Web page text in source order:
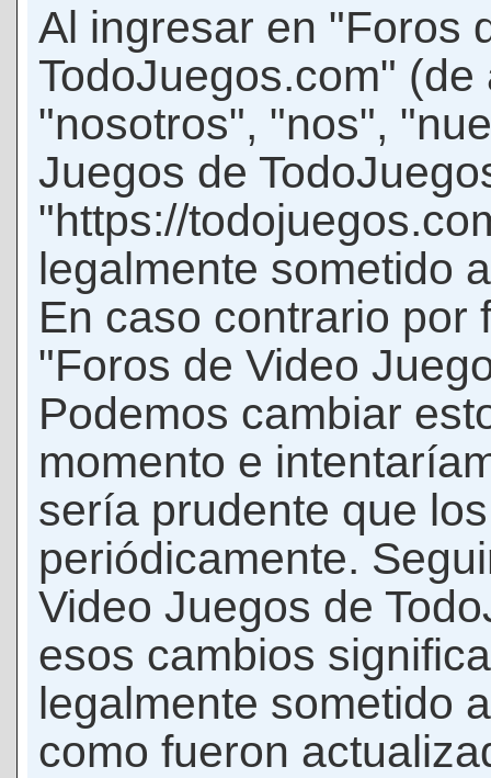
Al ingresar en "Foros
TodoJuegos.com"
"nosotros", "nos",
Juegos de
"https://
legalmente sometido
En caso contrario por
"Foros de Video
Podemos cambiar
momento e
sería prudente que
periódicamente.
Video Juegos de
esos cambios
legalmente sometido
como fueron